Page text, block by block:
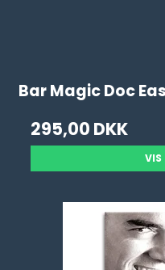
Bar Magic Doc
295,00 DKK
VIS